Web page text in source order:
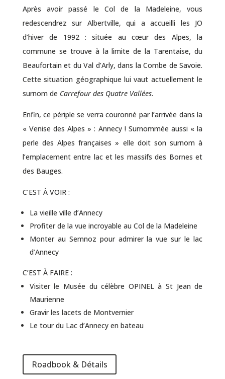
Après avoir passé le Col de la Madeleine, vous
redescendrez sur Albertville, qui a accueilli les JO
d’hiver de 1992 : située au cœur des Alpes, la
commune se trouve à la limite de la Tarentaise, du
Beaufortain et du Val d’Arly, dans la Combe de Savoie.
Cette situation géographique lui vaut actuellement le
surnom de Carrefour des Quatre Vallées.
Enfin, ce périple se verra couronné par l’arrivée dans la
« Venise des Alpes » : Annecy! Surnommée aussi « la
perle des Alpes françaises » elle doit son surnom à
l’emplacement entre lac et les massifs des Bornes et
des Bauges.
C’EST À VOIR :
La vieille ville d’Annecy
Profiter de la vue incroyable au Col de la Madeleine
Monter au Semnoz pour admirer la vue sur le lac
d’Annecy
C’EST À FAIRE :
Visiter le Musée du célèbre OPINEL à St Jean de
Maurienne
Gravir les lacets de Montvernier
Le tour du Lac d’Annecy en bateau
Roadbook & Détails